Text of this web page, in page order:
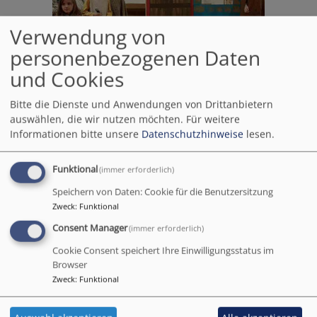
Archiv 2018
Benefizkonzert von Voices of
joy
Am Sonntag 16.12.2018 um
"Austritt" ist für die
Verwendung von
personenbezogenen Daten
und Cookies
Bitte die Dienste und Anwendungen von Drittanbietern
auswählen, die wir nutzen möchten. Für weitere
Informationen bitte unsere Datenschutzhinweise lesen.
Funktional(immer erforderlich)
Speichern von Daten: Cookie für die Benutzersitzung
Zweck: Funktional
Consent Manager(immer erforderlich)
Cookie Consent speichert Ihre Einwilligungsstatus im
Browser
Zweck: Funktional